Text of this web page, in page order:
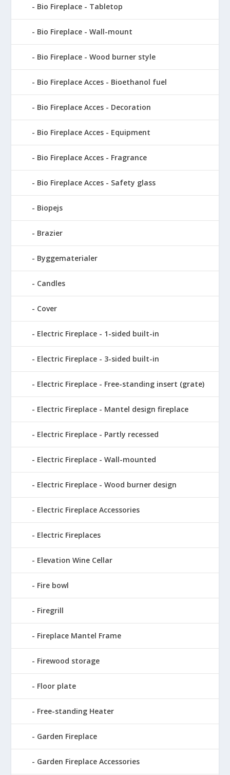
Bio Fireplace - Tabletop
Bio Fireplace - Wall-mount
Bio Fireplace - Wood burner style
Bio Fireplace Acces - Bioethanol fuel
Bio Fireplace Acces - Decoration
Bio Fireplace Acces - Equipment
Bio Fireplace Acces - Fragrance
Bio Fireplace Acces - Safety glass
Biopejs
Brazier
Byggematerialer
Candles
Cover
Electric Fireplace - 1-sided built-in
Electric Fireplace - 3-sided built-in
Electric Fireplace - Free-standing insert (grate)
Electric Fireplace - Mantel design fireplace
Electric Fireplace - Partly recessed
Electric Fireplace - Wall-mounted
Electric Fireplace - Wood burner design
Electric Fireplace Accessories
Electric Fireplaces
Elevation Wine Cellar
Fire bowl
Firegrill
Fireplace Mantel Frame
Firewood storage
Floor plate
Free-standing Heater
Garden Fireplace
Garden Fireplace Accessories